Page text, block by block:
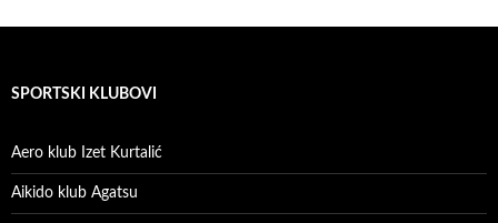
SPORTSKI KLUBOVI
Aero klub Izet Kurtalić
Aikido klub Agatsu